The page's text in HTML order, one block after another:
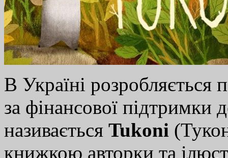
В Україні розробляється
за фінансової підтримки
називається Tukoni
книжкою авторки та